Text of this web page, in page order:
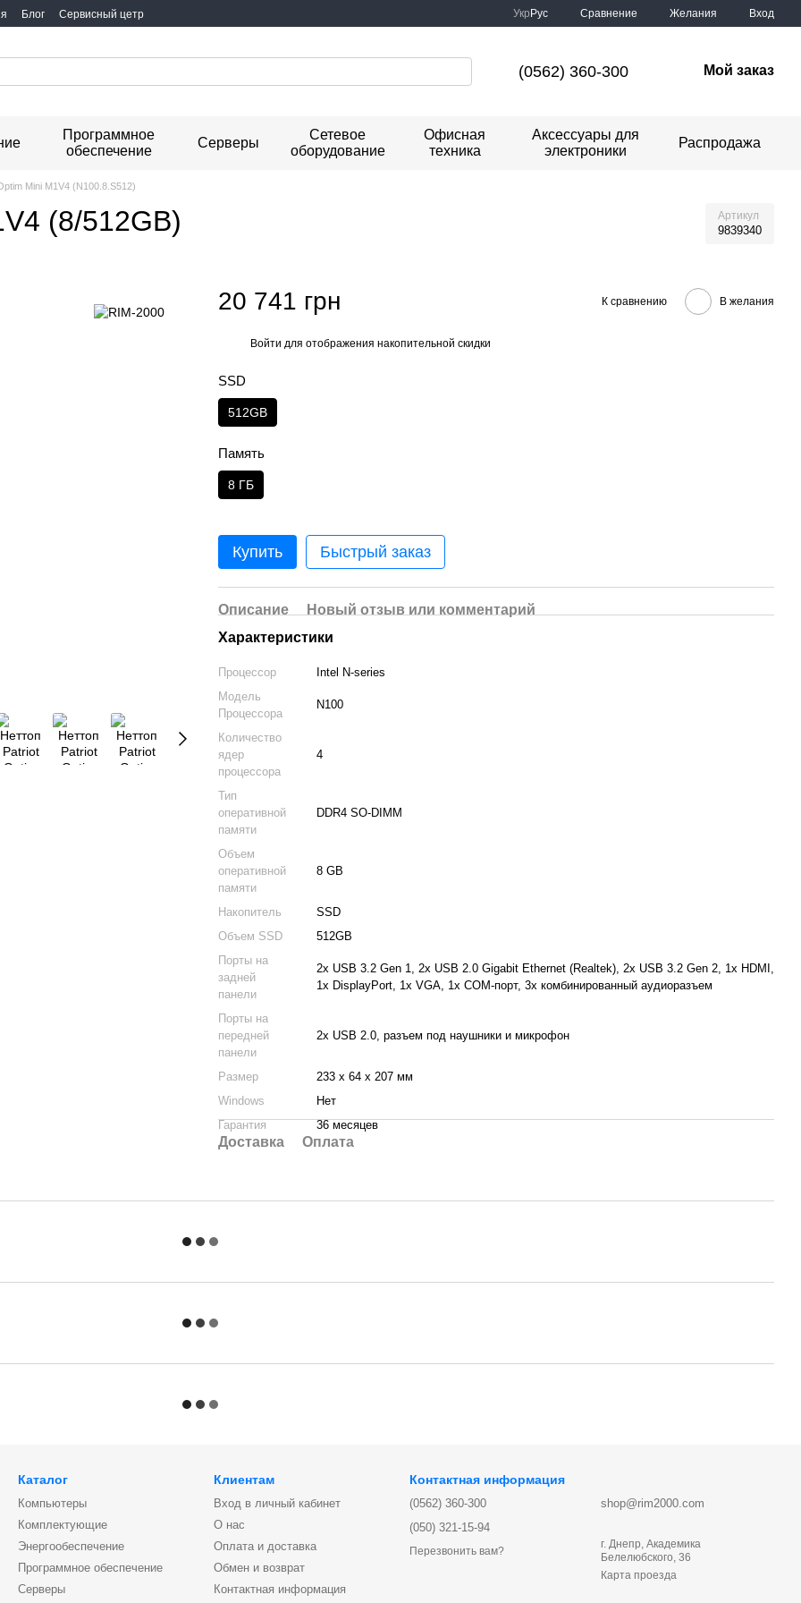
Блог Сервисный цетр Укр Рус Сравнение Желания Вход
(0562) 360-300 Мой заказ
Программное
обеспечение
Серверы
Сетевое
оборудование
Офисная
техника
Аксессуары для
электроники
Распродажа
Mini M1V4 (N100.8.S512)
(8/512GB) Артикул
9839340
20 741 грн К сравнению В желания
Войти для отображения накопительной скидки
SSD
512GB
Память
8 ГБ
Купить Быстрый заказ
Описание
Новый отзыв или комментарий
Характеристики
Процессор
Intel N-series
Модель
Процессора
N100
Количество
ядер
процессора
4
Тип
оперативной
памяти
DDR4 SO-DIMM
Объем
оперативной
памяти
8 GB
Накопитель
SSD
Объем SSD
512GB
Порты на
задней
панели
2х USB 3.2 Gen 1, 2х USB 2.0 Gigabit Ethernet (Realtek), 2х USB 3.2 Gen 2, 1х HDMI,
1х DisplayPort, 1х VGA, 1х COM-порт, 3х комбинированный аудиоразъем
Порты на
передней
панели
2х USB 2.0, разъем под наушники и микрофон
Размер
233 х 64 х 207 мм
Windows
Нет
Гарантия
36 месяцев
Доставка Оплата
Каталог
Компьютеры
Комплектующие
Энергообеспечение
Программное обеспечение
Серверы
Клиентам
Вход в личный кабинет
О нас
Оплата и доставка
Обмен и возврат
Контактная информация
Контактная информация
(0562) 360-300
(050) 321-15-94
Перезвонить вам?
shop@rim2000.com
г. Днепр, Академика
Белелюбского, 36
Карта проезда